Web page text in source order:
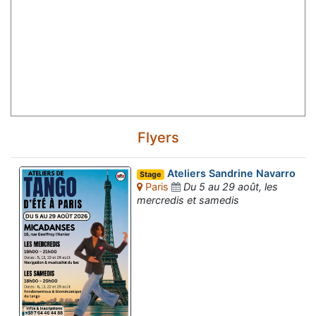
Flyers
Stage Ateliers Sandrine Navarro
Paris
Du 5 au 29 août, les
mercredis et samedis